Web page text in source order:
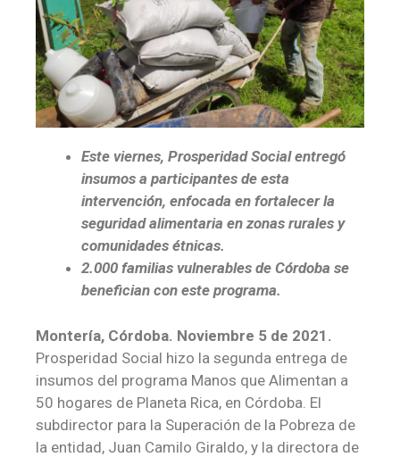
Este viernes, Prosperidad Social entregó
insumos a participantes de esta
intervención, enfocada en fortalecer la
seguridad alimentaria en zonas rurales y
comunidades étnicas.
2.000 familias vulnerables de Córdoba se
benefician con este programa.
Montería, Córdoba. Noviembre 5 de 2021.
Prosperidad Social hizo la segunda entrega de
insumos del programa Manos que Alimentan a
50 hogares de Planeta Rica, en Córdoba. El
subdirector para la Superación de la Pobreza de
la entidad, Juan Camilo Giraldo, y la directora de